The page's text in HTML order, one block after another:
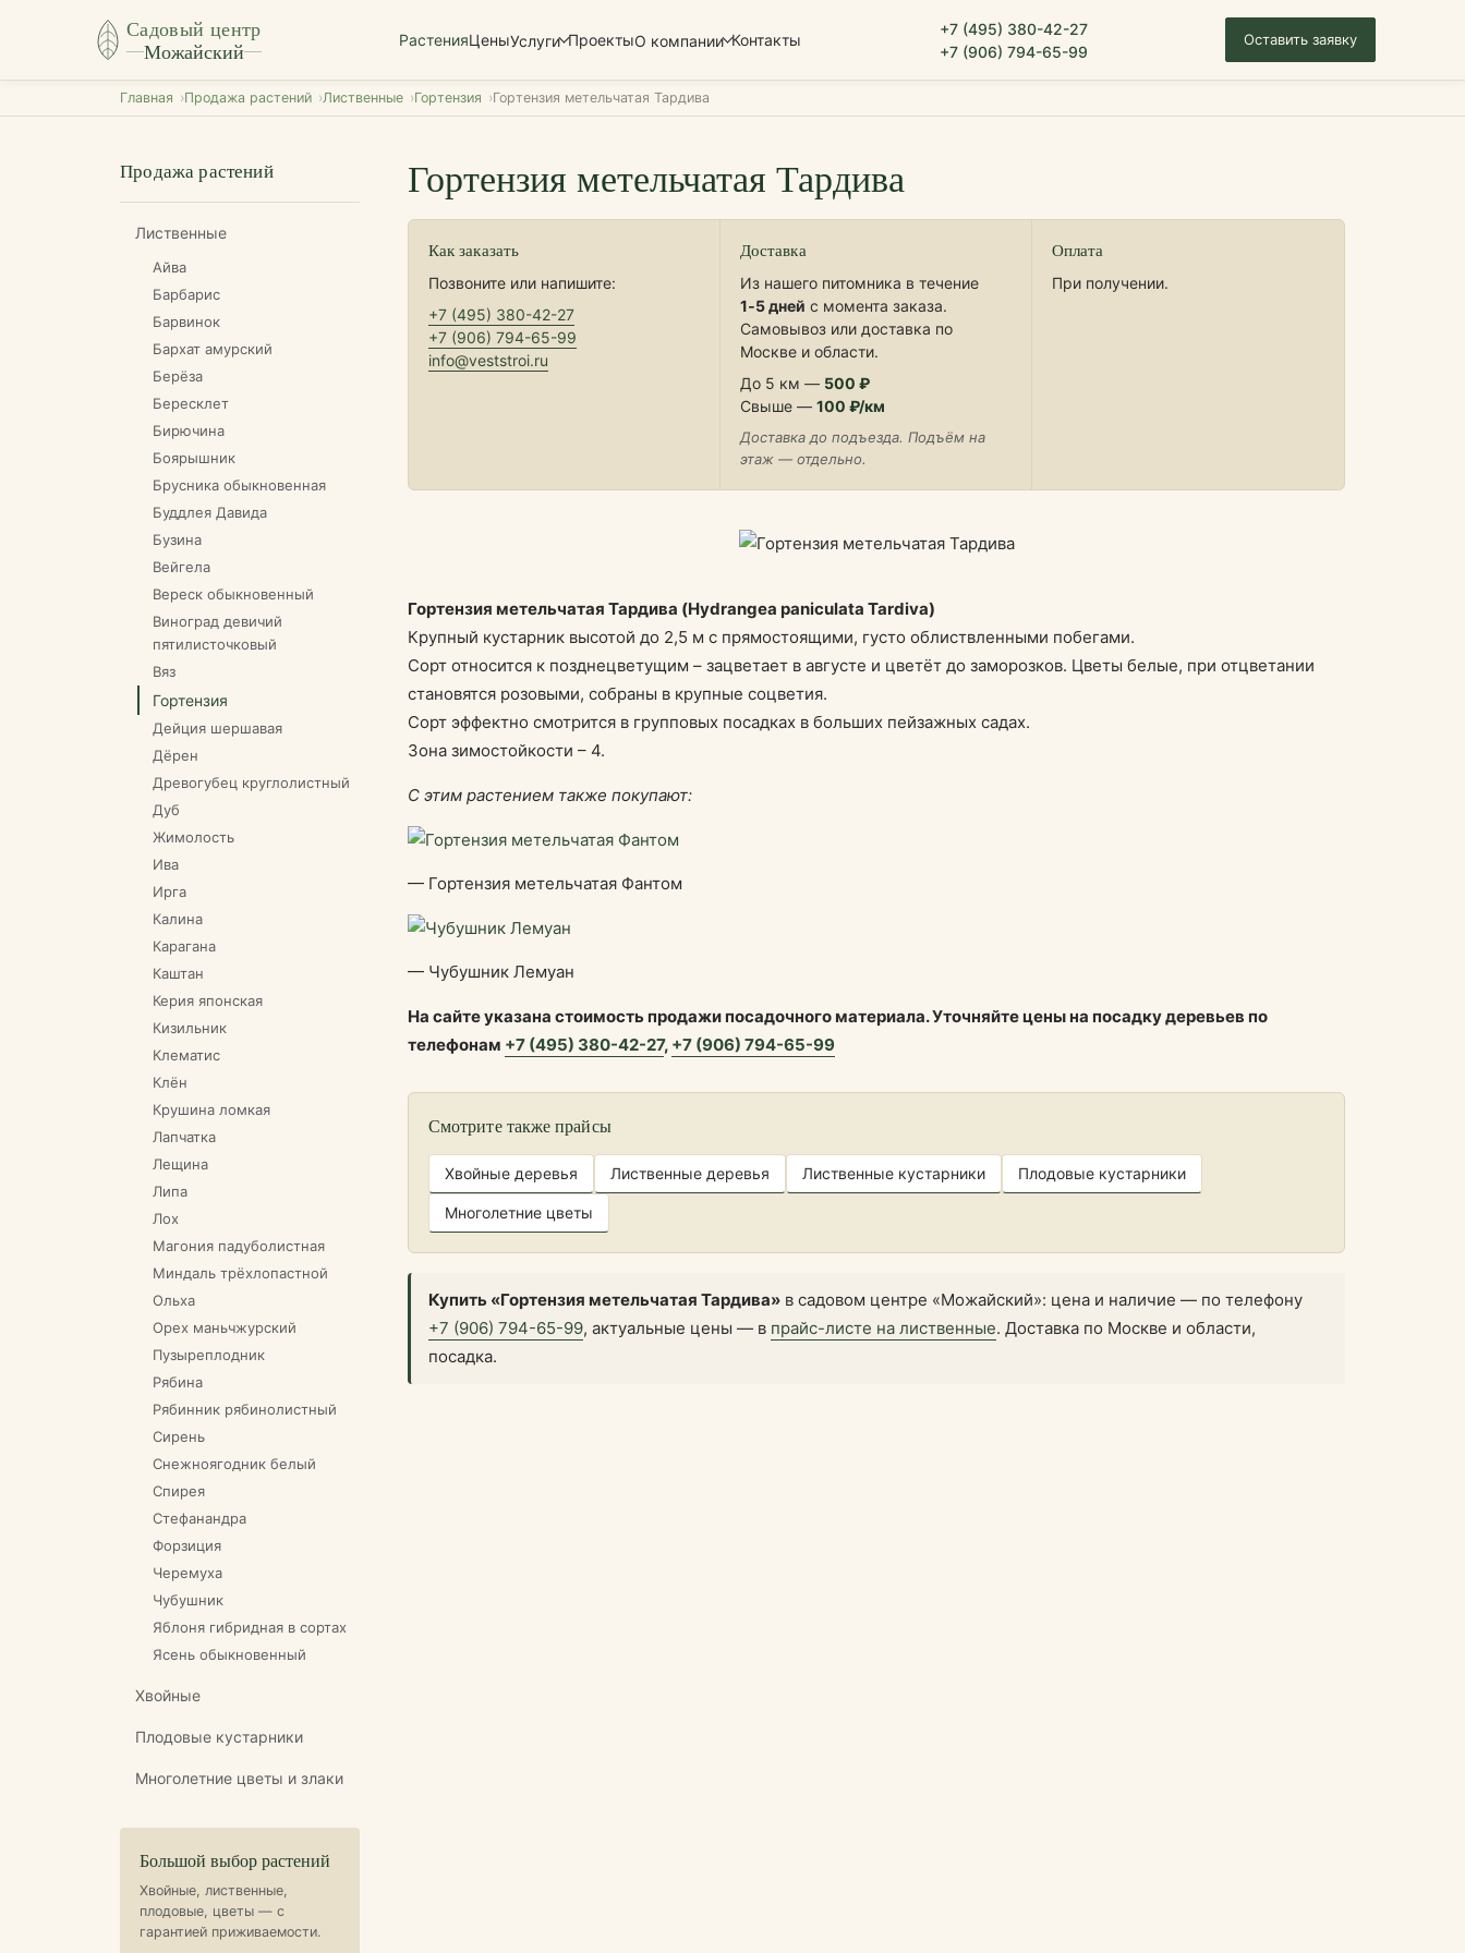
Садовый центр
Можайский
РастенияЦеныУслуги ПроектыО компании Контакты
+7 (495) 380-42-27
+7 (906) 794-65-99
Оставить заявку
Главная Продажа растений Лиственные Гортензия Гортензия метельчатая Тардива
Продажа растений
Лиственные
Айва
Барбарис
Барвинок
Бархат амурский
Берёза
Бересклет
Бирючина
Боярышник
Брусника обыкновенная
Буддлея Давида
Бузина
Вейгела
Вереск обыкновенный
Виноград девичий
пятилисточковый
Вяз
Гортензия
Дейция шершавая
Дёрен
Древогубец круглолистный
Дуб
Жимолость
Ива
Ирга
Калина
Карагана
Каштан
Керия японская
Кизильник
Клематис
Клён
Крушина ломкая
Лапчатка
Лещина
Липа
Лох
Магония падуболистная
Миндаль трёхлопастной
Ольха
Орех маньчжурский
Пузыреплодник
Рябина
Рябинник рябинолистный
Сирень
Снежноягодник белый
Спирея
Стефанандра
Форзиция
Черемуха
Чубушник
Яблоня гибридная в сортах
Ясень обыкновенный
Хвойные
Плодовые кустарники
Многолетние цветы и злаки
Большой выбор растений
Хвойные, лиственные,
плодовые, цветы — с
гарантией приживаемости.
Гортензия метельчатая Тардива
Как заказать
Позвоните или напишите:
+7 (495) 380-42-27
+7 (906) 794-65-99
info@veststroi.ru
Доставка
Из нашего питомника в течение
1‑5 дней с момента заказа.
Самовывоз или доставка по
Москве и области.
До 5 км — 500 ₽
Свыше — 100 ₽/км
Доставка до подъезда. Подъём на
этаж — отдельно.
Оплата
При получении.
Гортензия метельчатая Тардива (Hydrangea paniculata Tardiva)
Крупный кустарник высотой до 2,5 м с прямостоящими, густо облиствленными побегами.
Сорт относится к позднецветущим – зацветает в августе и цветёт до заморозков. Цветы белые, при отцветании
становятся розовыми, собраны в крупные соцветия.
Сорт эффектно смотрится в групповых посадках в больших пейзажных садах.
Зона зимостойкости – 4.
С этим растением также покупают:
— Гортензия метельчатая Фантом
— Чубушник Лемуан
На сайте указана стоимость продажи посадочного материала. Уточняйте цены на посадку деревьев по
телефонам +7 (495) 380-42-27, +7 (906) 794-65-99
Смотрите также прайсы
Хвойные деревья Лиственные деревья Лиственные кустарники Плодовые кустарники
Многолетние цветы
Купить «Гортензия метельчатая Тардива» в садовом центре «Можайский»: цена и наличие — по телефону
+7 (906) 794-65-99, актуальные цены — в прайс-листе на лиственные. Доставка по Москве и области,
посадка.